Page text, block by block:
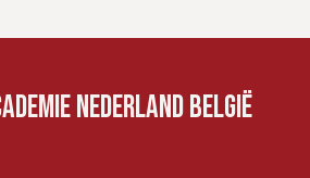
Nederland België